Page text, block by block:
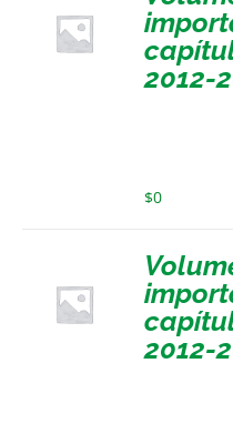
2012-
$0
2012-